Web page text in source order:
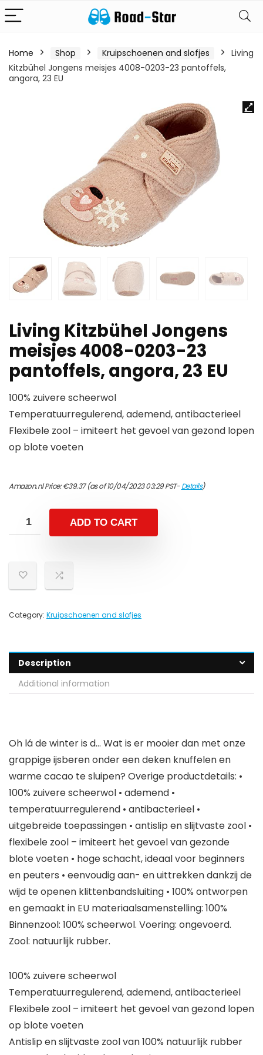
Home Shop Kruipschoenen and slofjes
Living
Kitzbühel Jongens meisjes 4008-0203-23 pantoffels,
angora, 23 EU
Living Kitzbühel Jongens
meisjes 4008-0203-23
pantoffels, angora, 23 EU
100% zuivere scheerwol
Temperatuurregulerend, ademend, antibacterieel
Flexibele zool – imiteert het gevoel van gezond lopen
op blote voeten
Amazon.nl Price:€39.37(as of 10/04/2023 03:29 PST-Details)
ADD TO CART
Category: Kruipschoenen and slofjes
Description
Additional information
Oh lá de winter is d… Wat is er mooier dan met onze
grappige ijsberen onder een deken knuffelen en
warme cacao te sluipen? Overige productdetails: •
100% zuivere scheerwol • ademend •
temperatuurregulerend • antibacterieel •
uitgebreide toepassingen • antislip en slijtvaste zool •
flexibele zool – imiteert het gevoel van gezonde
blote voeten • hoge schacht, ideaal voor beginners
en peuters • eenvoudig aan- en uittrekken dankzij de
wijd te openen klittenbandsluiting • 100% ontworpen
en gemaakt in EU materiaalsamenstelling: 100%
Binnenzool: 100% scheerwol. Voering: ongevoerd.
Zool: natuurlijk rubber.
100% zuivere scheerwol
Temperatuurregulerend, ademend, antibacterieel
Flexibele zool – imiteert het gevoel van gezond lopen
op blote voeten
Antislip en slijtvaste zool van 100% natuurlijk rubber